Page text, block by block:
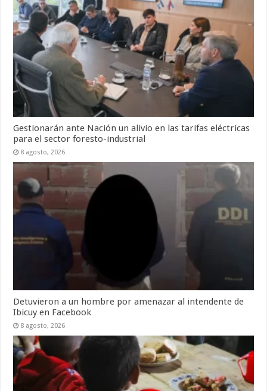
Gestionarán ante Nación un alivio en las tarifas eléctricas
para el sector foresto-industrial
8 agosto, 2026
Detuvieron a un hombre por amenazar al intendente de
Ibicuy en Facebook
8 agosto, 2026